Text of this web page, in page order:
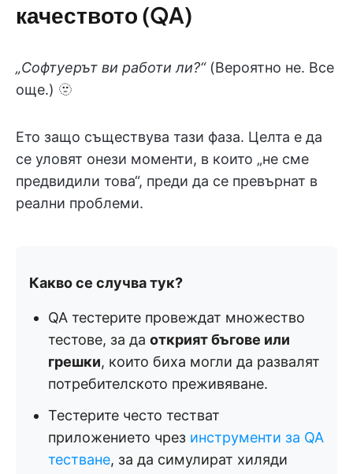
качеството (QA)
„Софтуерът ви работи ли?“ (Вероятно не. Все
още.) 🫥
Ето защо съществува тази фаза. Целта е да
се уловят онези моменти, в които „не сме
предвидили това“, преди да се превърнат в
реални проблеми.
Какво се случва тук?
QA тестерите провеждат множество
тестове, за да открият бъгове или
грешки, които биха могли да развалят
потребителското преживяване.
Тестерите често тестват
приложението чрез инструменти за QA
тестване, за да симулират хиляди